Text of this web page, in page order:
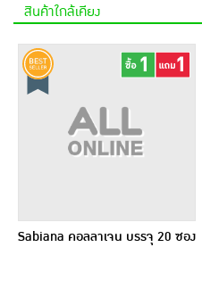
สินค้าใกล้เคียง
Sabiana คอลลาเจน บรรจุ 20 ซอง